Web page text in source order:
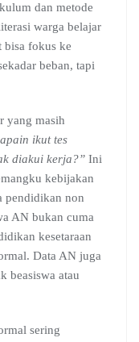
dan metode
warga belajar
bisa fokus ke
beban, tapi
yang masih
ikut tes
diakui kerja?” Ini
kebijakan
pendidikan non
AN bukan cuma
kesetaraan
Data AN juga
beasiswa atau
sering